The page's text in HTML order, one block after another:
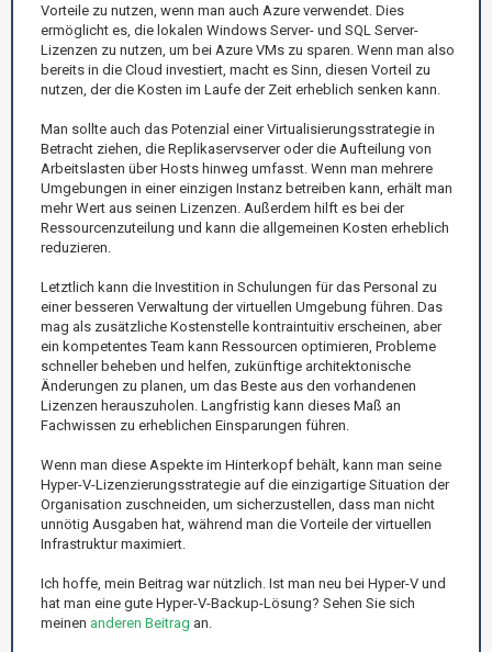
Vorteile zu nutzen, wenn man auch Azure verwendet. Dies
ermöglicht es, die lokalen Windows Server- und SQL Server-
Lizenzen zu nutzen, um bei Azure VMs zu sparen. Wenn man also
bereits in die Cloud investiert, macht es Sinn, diesen Vorteil zu
nutzen, der die Kosten im Laufe der Zeit erheblich senken kann.
Man sollte auch das Potenzial einer Virtualisierungsstrategie in
Betracht ziehen, die Replikaservserver oder die Aufteilung von
Arbeitslasten über Hosts hinweg umfasst. Wenn man mehrere
Umgebungen in einer einzigen Instanz betreiben kann, erhält man
mehr Wert aus seinen Lizenzen. Außerdem hilft es bei der
Ressourcenzuteilung und kann die allgemeinen Kosten erheblich
reduzieren.
Letztlich kann die Investition in Schulungen für das Personal zu
einer besseren Verwaltung der virtuellen Umgebung führen. Das
mag als zusätzliche Kostenstelle kontraintuitiv erscheinen, aber
ein kompetentes Team kann Ressourcen optimieren, Probleme
schneller beheben und helfen, zukünftige architektonische
Änderungen zu planen, um das Beste aus den vorhandenen
Lizenzen herauszuholen. Langfristig kann dieses Maß an
Fachwissen zu erheblichen Einsparungen führen.
Wenn man diese Aspekte im Hinterkopf behält, kann man seine
Hyper-V-Lizenzierungsstrategie auf die einzigartige Situation der
Organisation zuschneiden, um sicherzustellen, dass man nicht
unnötig Ausgaben hat, während man die Vorteile der virtuellen
Infrastruktur maximiert.
Ich hoffe, mein Beitrag war nützlich. Ist man neu bei Hyper-V und
hat man eine gute Hyper-V-Backup-Lösung? Sehen Sie sich
meinen anderen Beitrag an.